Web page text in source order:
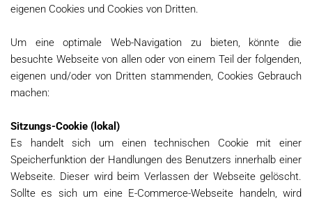
eigenen Cookies und Cookies von Dritten.
Um eine optimale Web-Navigation zu bieten, könnte die
besuchte Webseite von allen oder von einem Teil der folgenden,
eigenen und/oder von Dritten stammenden, Cookies Gebrauch
machen:
Sitzungs-Cookie (lokal)
Es handelt sich um einen technischen Cookie mit einer
Speicherfunktion der Handlungen des Benutzers innerhalb einer
Webseite. Dieser wird beim Verlassen der Webseite gelöscht.
Sollte es sich um eine E-Commerce-Webseite handeln, wird